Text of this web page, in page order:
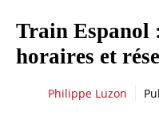
Train Espanol
horaires et
Philippe Luzon